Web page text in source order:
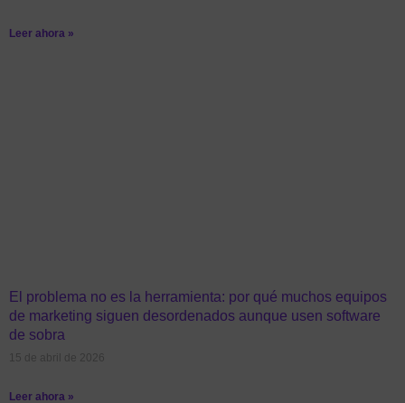
Leer ahora »
El problema no es la herramienta: por qué muchos equipos
de marketing siguen desordenados aunque usen software
de sobra
15 de abril de 2026
Leer ahora »